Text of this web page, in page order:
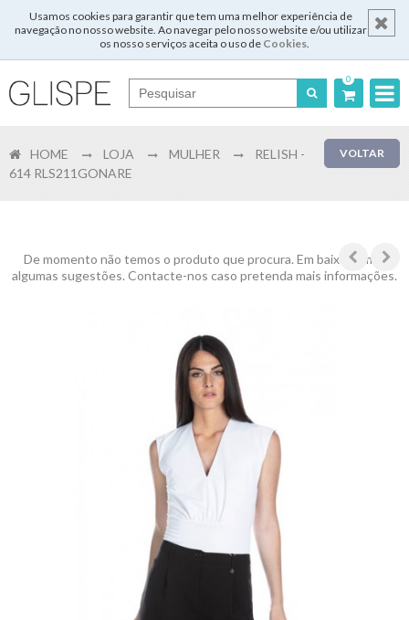
Usamos cookies para garantir que tem uma melhor experiência de
navegação no nosso website. Ao navegar pelo nosso website e/ou utilizar
os nosso serviços aceita o uso de Cookies.
0
English
Carrinho
de
compras
VOLTAR
HOME LOJA MULHER
RELISH -
614 RLS211GONARE
De momento não temos o produto que procura. Em baixo temos
algumas sugestões. Contacte-nos caso pretenda mais informações.